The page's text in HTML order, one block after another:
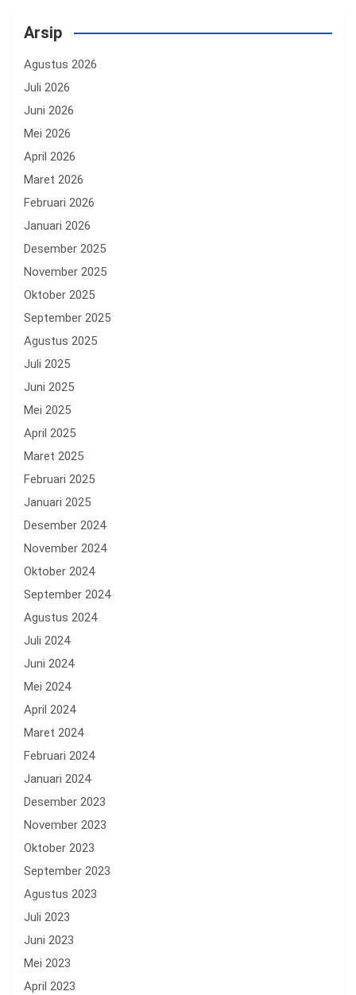
Arsip
Agustus 2026
Juli 2026
Juni 2026
Mei 2026
April 2026
Maret 2026
Februari 2026
Januari 2026
Desember 2025
November 2025
Oktober 2025
September 2025
Agustus 2025
Juli 2025
Juni 2025
Mei 2025
April 2025
Maret 2025
Februari 2025
Januari 2025
Desember 2024
November 2024
Oktober 2024
September 2024
Agustus 2024
Juli 2024
Juni 2024
Mei 2024
April 2024
Maret 2024
Februari 2024
Januari 2024
Desember 2023
November 2023
Oktober 2023
September 2023
Agustus 2023
Juli 2023
Juni 2023
Mei 2023
April 2023